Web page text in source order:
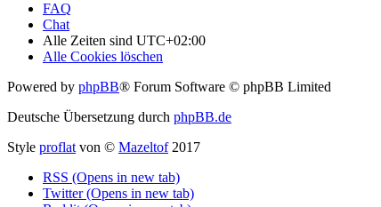
FAQ
Chat
Alle Zeiten sind UTC+02:00
Alle Cookies löschen
Powered by phpBB® Forum Software © phpBB Limited
Deutsche Übersetzung durch phpBB.de
Style proflat von © Mazeltof2017
RSS (Opens in new tab)
Twitter (Opens in new tab)